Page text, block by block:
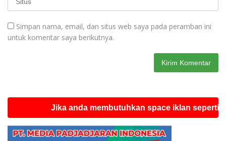
Simpan nama, email, dan situs web saya pada peramban ini
untuk komentar saya berikutnya.
Jika anda membutuhkan space iklan seperti ini